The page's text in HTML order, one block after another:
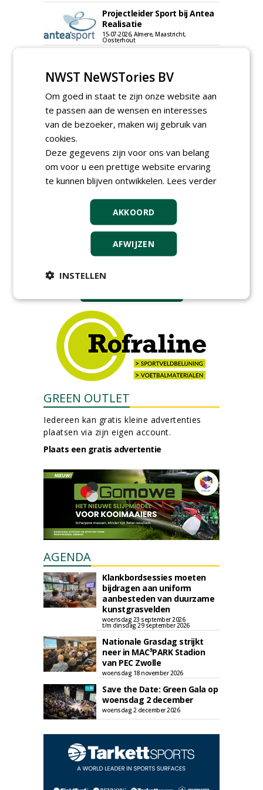
Projectleider Sport bij Antea
Realisatie
15-07-2026, Almere, Maastricht,
Oosterhout
15-07-2026, Capelle a/d IJssel, Maastricht
Meewerkend Voorman
Sportvelden bij
Werkorganisatie BUCH
09-07-2026, Castricum en Uitgeest
magazijnmedewerker
(fulltime) bij DSV zaden
Nederland B.V.
Groeiplaats specialist bij
Boomtotaalzorg32-40 uur
30-07-2026, Schalkwijk
Boominspecteur bij
Boomtotaalzorg24-40 uur
GREEN OUTLET
Iedereen kan gratis kleine advertenties
plaatsen via zijn eigen account.
Plaats een gratis advertentie
AGENDA
Klankbordsessies moeten
bijdragen aan uniform
aanbesteden van duurzame
kunstgrasvelden
woensdag 23 september 2026
t/m dinsdag 29 september 2026
Nationale Grasdag strijkt
neer in MAC³PARK Stadion
van PEC Zwolle
woensdag 18 november 2026
Save the Date: Green Gala op
woensdag 2 december
woensdag 2 december 2026
NWST NeWSTories BV
Om goed in staat te zijn onze website aan
te passen aan de wensen en interesses
van de bezoeker, maken wij gebruik van
cookies.
Deze gegevens zijn voor ons van belang
om voor u een prettige website ervaring
te kunnen blijven ontwikkelen. Lees verder
AKKOORD
AFWIJZEN
INSTELLEN